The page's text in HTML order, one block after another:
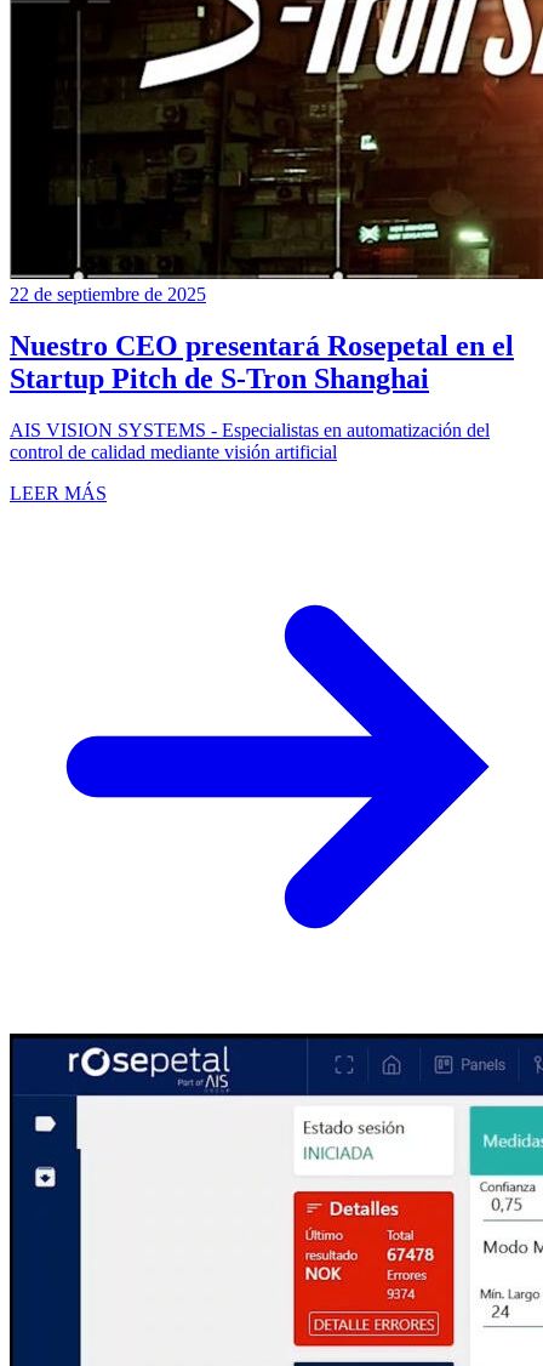
22 de septiembre de 2025
Nuestro CEO presentará Rosepetal en el
Startup Pitch de S-Tron Shanghai
AIS VISION SYSTEMS - Especialistas en automatización del
control de calidad mediante visión artificial
LEER MÁS